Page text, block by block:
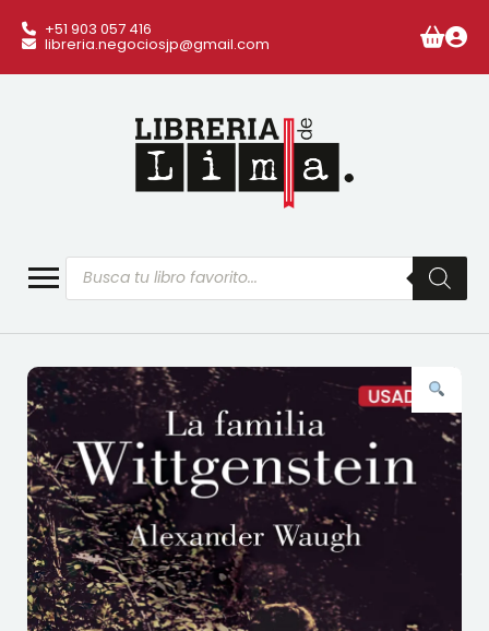
+51 903 057 416
libreria.negociosjp@gmail.com
Búsqueda
de
productos